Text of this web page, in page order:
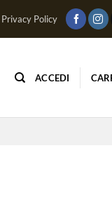
Privacy Policy
ACCEDI